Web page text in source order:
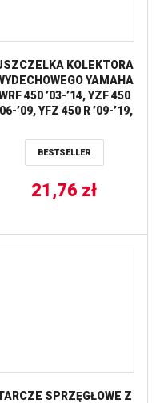
KOLEKTORA
YAMAHA
450 ’03-’14, YZF 450
’09, YFZ 450 R ’09-’19,
’13-’15 (36X47X3,3MM)
ATHENA
BESTSELLER
21,76 zł
SPRZĘGŁOWE Z